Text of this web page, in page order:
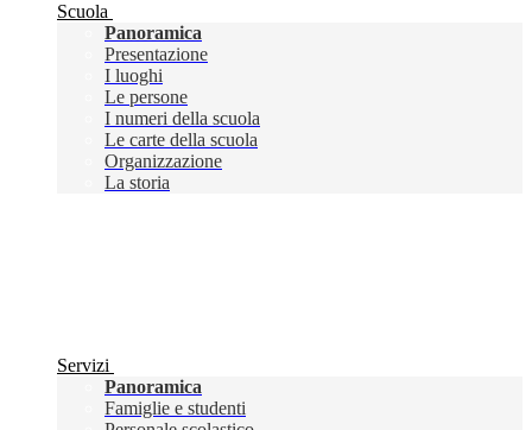
Scuola
Panoramica
Presentazione
I luoghi
Le persone
I numeri della scuola
Le carte della scuola
Organizzazione
La storia
Servizi
Panoramica
Famiglie e studenti